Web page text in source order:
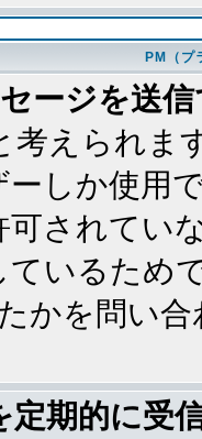
PM（プ
ージを送
考えられま
ーしか使用
可されてい
ているため
かを問い
定期的に受